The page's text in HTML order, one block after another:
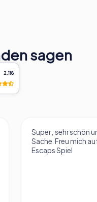
sagen
2.118
Super , sehr schön
Sache. Freu mich
Escaps Spiel